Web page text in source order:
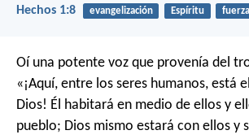
Hechos 1:8 evangelización Espíritu fuerza
Oí una potente voz que provenía del
«¡Aquí, entre los seres humanos, está
Dios! Él habitará en medio de ellos y
pueblo; Dios mismo estará con ellos y